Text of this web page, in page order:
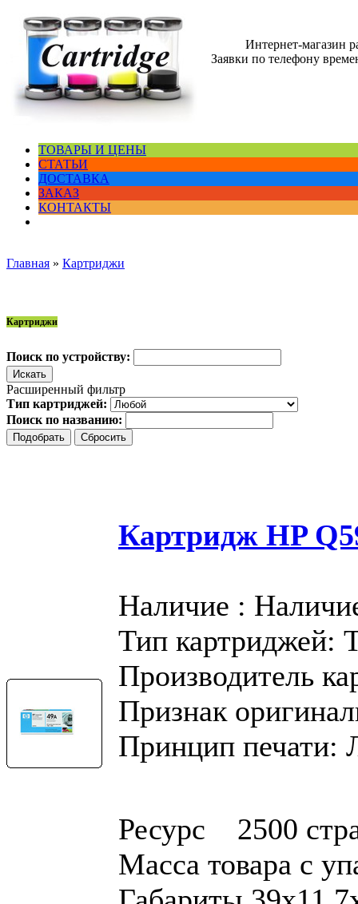
Интернет-магазин
Заявки по телефону
ТОВАРЫ И ЦЕНЫ
СТАТЬИ
ДОСТАВКА
ЗАКАЗ
КОНТАКТЫ
Главная » Картриджи
Картриджи
Поиск по устройству:
Расширенный фильтр
Тип картриджей:
Поиск по названию:
Картридж HP
Наличие :
Тип картриджей:
Производитель
Признак
Принцип печати:
Ресурс 2500
Масса товара с